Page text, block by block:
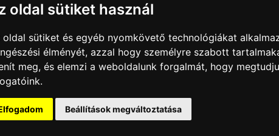
oldal sütiket használ
oldal sütiket és egyéb nyomkövető technológiákat
élményét, azzal hogy személyre szabott
meg, és elemzi a weboldalunk forgalmát, hogy
Beállítások megváltoztatása
parkot nevez el a város díszpolgáráról a Dévai utca elején. A
Gyógyfürdő Kft. Felügyelő Bizottsága által elrendelt vizsgálat